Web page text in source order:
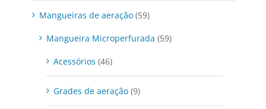
Mangueiras de aeração (59)
Mangueira Microperfurada (59)
Acessórios (46)
Grades de aeração (9)